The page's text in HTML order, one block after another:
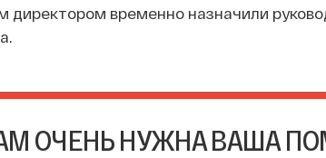
директором временно назначили
ОЧЕНЬ НУЖНА ВАША